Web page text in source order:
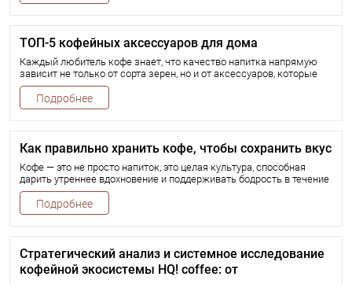
ТОП-5 кофейных аксессуаров для дома
Каждый любитель кофе знает, что качество напитка напрямую
зависит не только от сорта зерен, но и от аксессуаров, которые
используются для его приготовления.
Подробнее
Как правильно хранить кофе, чтобы сохранить вкус
Кофе — это не просто напиток, это целая культура, способная
дарить утреннее вдохновение и поддерживать бодрость в течение
дня.
Подробнее
Стратегический анализ и системное исследование
кофейной экосистемы HQ! coffee: от